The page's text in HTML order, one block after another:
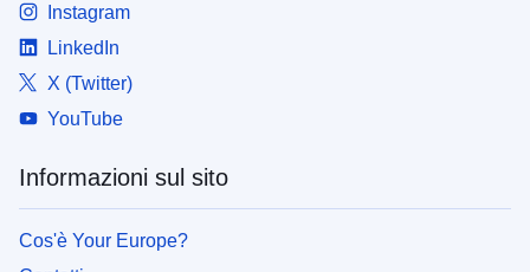
Instagram
LinkedIn
X (Twitter)
YouTube
Informazioni sul sito
Cos'è Your Europe?